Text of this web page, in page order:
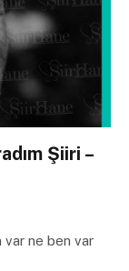
Şiiri –
var ne ben var